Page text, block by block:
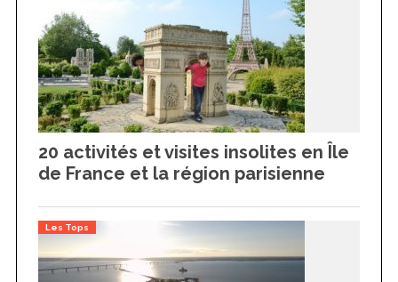
20 activités et visites insolites en Île
de France et la région parisienne
Les Tops